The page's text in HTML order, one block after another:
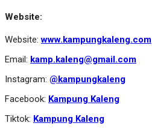
Website:
Website:www.kampungkaleng.com
Email: kamp.kaleng@gmail.com
Instagram: @kampungkaleng
Facebook: Kampung Kaleng
Tiktok: Kampung Kaleng